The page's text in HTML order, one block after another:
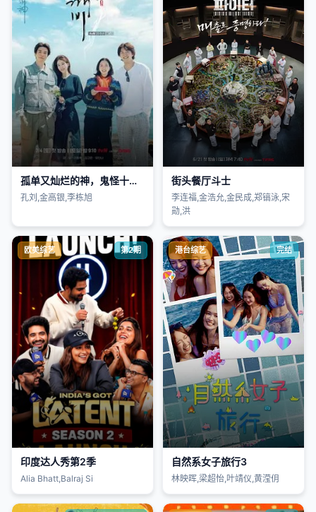
孤单又灿烂的神，鬼怪十周年特辑
孔刘,金高银,李栋旭
街头餐厅斗士
李连福,金浩允,金民成,郑镐泳,宋
勋,洪
欧美综艺 第2期
印度达人秀第2季
Alia Bhatt,Balraj Si
港台综艺 完结
自然系女子旅行3
林映晖,梁超怡,叶靖仪,黄滢仴